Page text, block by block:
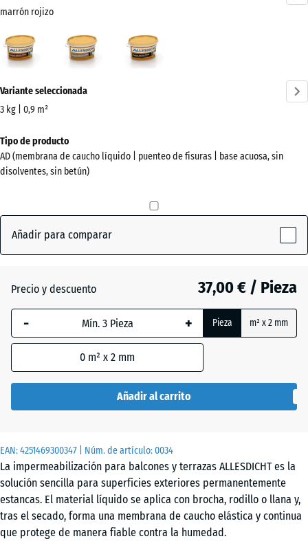
EAN:4251469300347 | Núm. de artículo:0034
La impermeabilización para balcones y terrazas ALLESDICHT es la
solución sencilla para superficies exteriores permanentemente
estancas. El material líquido se aplica con brocha, rodillo o llana y,
tras el secado, forma una membrana de caucho elástica y continua
que protege de manera fiable contra la humedad.
marrón rojizo
marrón
(active)
información
sobre
colores?
Mostrar
colores
- 2,30 €
Variante seleccionada
3 kg | 0,9 m²
Dimensiones
para
el
x
178
La dimensión
seleccionada,
enmarcada
utiliza para
necesidades
contrario en
los datos del
producto).
3
kg
Tipo de producto
AD (membrana de caucho líquido | puenteo de fisuras | base acuosa, sin
disolventes, sin betún)
Añadir para comparar
Precio y descuento 37,00 € / Pieza
- + Pieza m² x 2 mm
0 m² x 2 mm
Añadir al carrito